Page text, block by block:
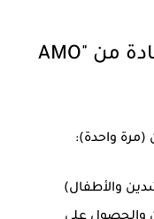
مراحل تقديم طلب الاستفادة من "AMO
والأطفال)